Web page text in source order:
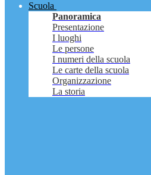
Scuola
Panoramica
Presentazione
I luoghi
Le persone
I numeri della scuola
Le carte della scuola
Organizzazione
La storia